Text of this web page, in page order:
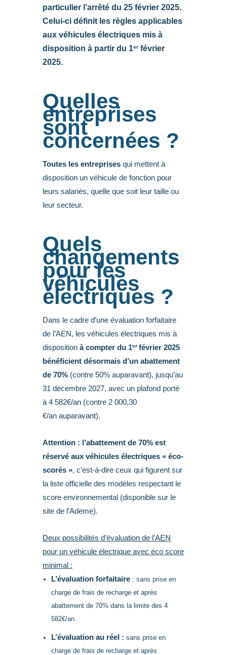
particulier l’arrêté du 25 février 2025.
Celui-ci définit les règles applicables
aux véhicules électriques mis à
disposition à partir du 1er février
2025.
Quelles
entreprises
sont
concernées ?
Toutes les entreprises qui mettent à
disposition un véhicule de fonction pour
leurs salariés, quelle que soit leur taille ou
leur secteur.
Quels
changements
pour les
véhicules
électriques ?
Dans le cadre d’une évaluation forfaitaire
de l’AEN, les véhicules électriques mis à
disposition à compter du 1er février 2025
bénéficient désormais d’un abattement
de 70% (contre 50% auparavant), jusqu’au
31 décembre 2027, avec un plafond porté
à 4 582€/an (contre 2 000,30
€/an auparavant).
Attention : l’abattement de 70% est
réservé aux véhicules électriques « éco-
scorés », c’est-à-dire ceux qui figurent sur
la liste officielle des modèles respectant le
score environnemental (disponible sur le
site de l’Ademe).
Deux possibilités d’évaluation de l’AEN
pour un véhicule électrique avec éco score
minimal :
L’évaluation forfaitaire: sans prise en
charge de frais de recharge et après
abattement de 70% dans la limite des 4
582€/an.
L’évaluation au réel : sans prise en
charge de frais de recharge et après